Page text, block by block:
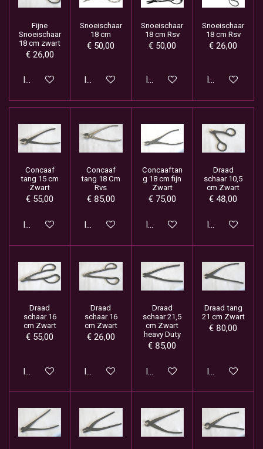
Fijne
Snoeischaar
18 cm zwart
€ 26,00
In winkelwagen
Snoeischaar
18 cm
€ 50,00
In winkelwagen
Snoeischaar
18 cm Rsv
€ 50,00
In winkelwagen
Snoeischaar
18 cm Rsv
€ 26,00
In
Concaaf
tang 15 cm
Zwart
€ 55,00
In winkelwagen
Concaaf
tang 18 Cm
Rvs
€ 85,00
In winkelwagen
Concaaftan
g 18 cm fijn
Zwart
€ 75,00
In winkelwagen
Draad
schaar 10,5
cm Zwart
€ 48,00
In
Draad
schaar 16
cm Zwart
€ 55,00
In winkelwagen
Draad
schaar 16
cm Zwart
€ 26,00
In winkelwagen
Draad
schaar 21,5
cm Zwart
heavy Duty
€ 85,00
In winkelwagen
Draad tang
21 cm Zwart
€ 80,00
In